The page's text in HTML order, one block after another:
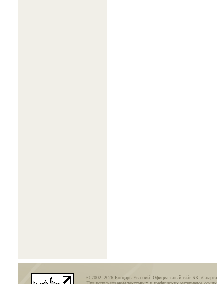
© 2002–2026 Бондарь Евгений. Официальный сайт БК
При использовании текстовых и графических материалов